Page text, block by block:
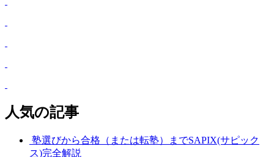
人気の記事
塾選びから合格（または転塾）までSAPIX(サピック
ス)完全解説